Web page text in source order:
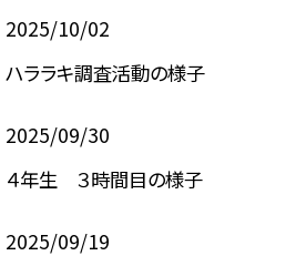
2025/10/02
ハララキ調査活動の様子
2025/09/30
４年生 ３時間目の様子
2025/09/19